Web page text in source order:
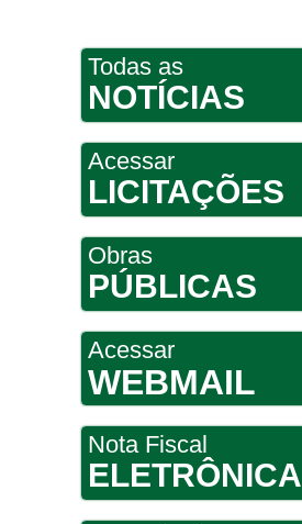
Todas as
NOTÍCIAS
Acessar
LICITAÇÕES
Obras
PÚBLICAS
Acessar
WEBMAIL
Nota Fiscal
ELETRÔNICA